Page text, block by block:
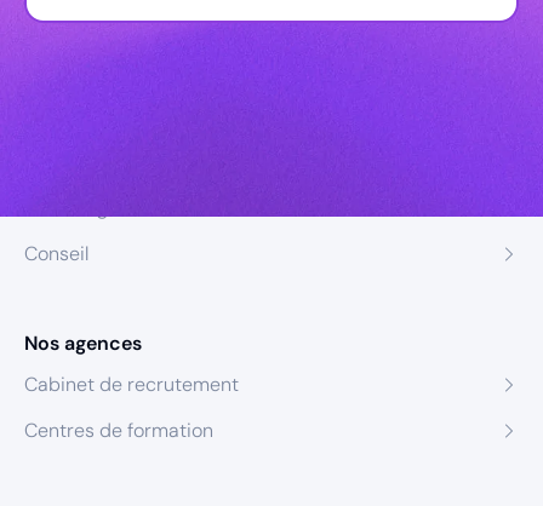
Conseil
Nos agences
Cabinet de recrutement
Centres de formation